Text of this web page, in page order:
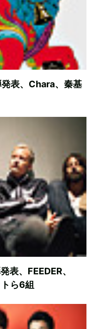
発表、Chara、秦基
表、FEEDER、
ら6組